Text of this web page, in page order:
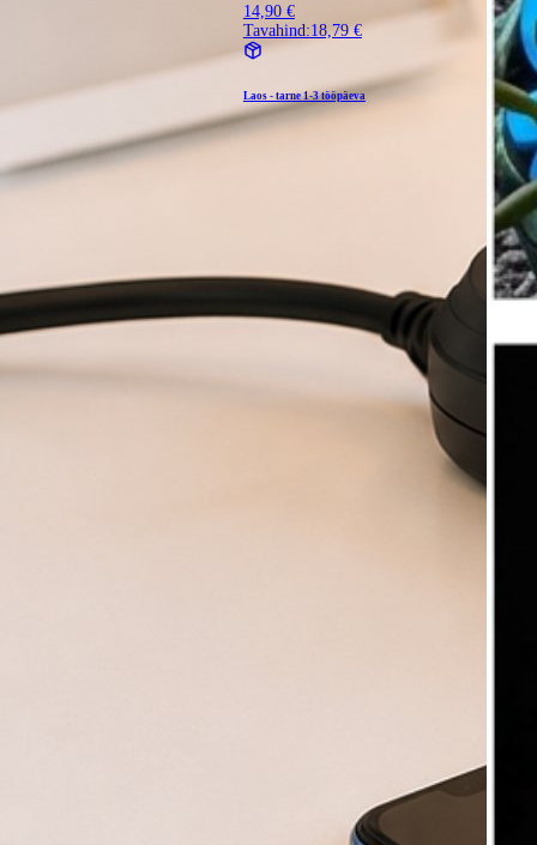
14,90 €
Tavahind:18,79 €
Laos - tarne1-3 tööpäeva